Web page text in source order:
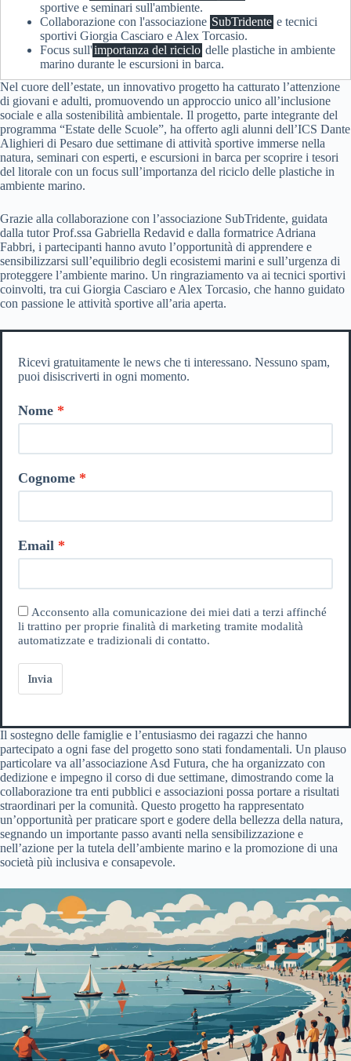
sportive e seminari sull'ambiente.
Collaborazione con l'associazione SubTridente e tecnici
sportivi Giorgia Casciaro e Alex Torcasio.
Focus sull'importanza del riciclo delle plastiche in ambiente
marino durante le escursioni in barca.
Nel cuore dell’estate, un innovativo progetto ha catturato l’attenzione
di giovani e adulti, promuovendo un approccio unico all’inclusione
sociale e alla sostenibilità ambientale. Il progetto, parte integrante del
programma “Estate delle Scuole”, ha offerto agli alunni dell’ICS Dante
Alighieri di Pesaro due settimane di attività sportive immerse nella
natura, seminari con esperti, e escursioni in barca per scoprire i tesori
del litorale con un focus sull’importanza del riciclo delle plastiche in
ambiente marino.
Grazie alla collaborazione con l’associazione SubTridente, guidata
dalla tutor Prof.ssa Gabriella Redavid e dalla formatrice Adriana
Fabbri, i partecipanti hanno avuto l’opportunità di apprendere e
sensibilizzarsi sull’equilibrio degli ecosistemi marini e sull’urgenza di
proteggere l’ambiente marino. Un ringraziamento va ai tecnici sportivi
coinvolti, tra cui Giorgia Casciaro e Alex Torcasio, che hanno guidato
con passione le attività sportive all’aria aperta.
Ricevi gratuitamente le news che ti interessano. Nessuno spam,
puoi disiscriverti in ogni momento.
Nome
Cognome
Email
Acconsento alla comunicazione dei miei dati a terzi affinché
li trattino per proprie finalità di marketing tramite modalità
automatizzate e tradizionali di contatto.
Invia
Il sostegno delle famiglie e l’entusiasmo dei ragazzi che hanno
partecipato a ogni fase del progetto sono stati fondamentali. Un plauso
particolare va all’associazione Asd Futura, che ha organizzato con
dedizione e impegno il corso di due settimane, dimostrando come la
collaborazione tra enti pubblici e associazioni possa portare a risultati
straordinari per la comunità. Questo progetto ha rappresentato
un’opportunità per praticare sport e godere della bellezza della natura,
segnando un importante passo avanti nella sensibilizzazione e
nell’azione per la tutela dell’ambiente marino e la promozione di una
società più inclusiva e consapevole.